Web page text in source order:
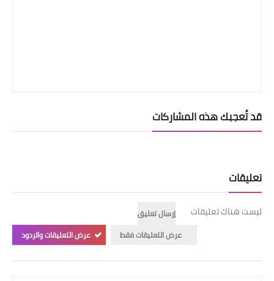
قد تُعجبك هذه المشاركات
تعليقات
ليست هناك تعليقات
إرسال تعليق
عرض التعليقات فقط
عرض التعليقات والردود